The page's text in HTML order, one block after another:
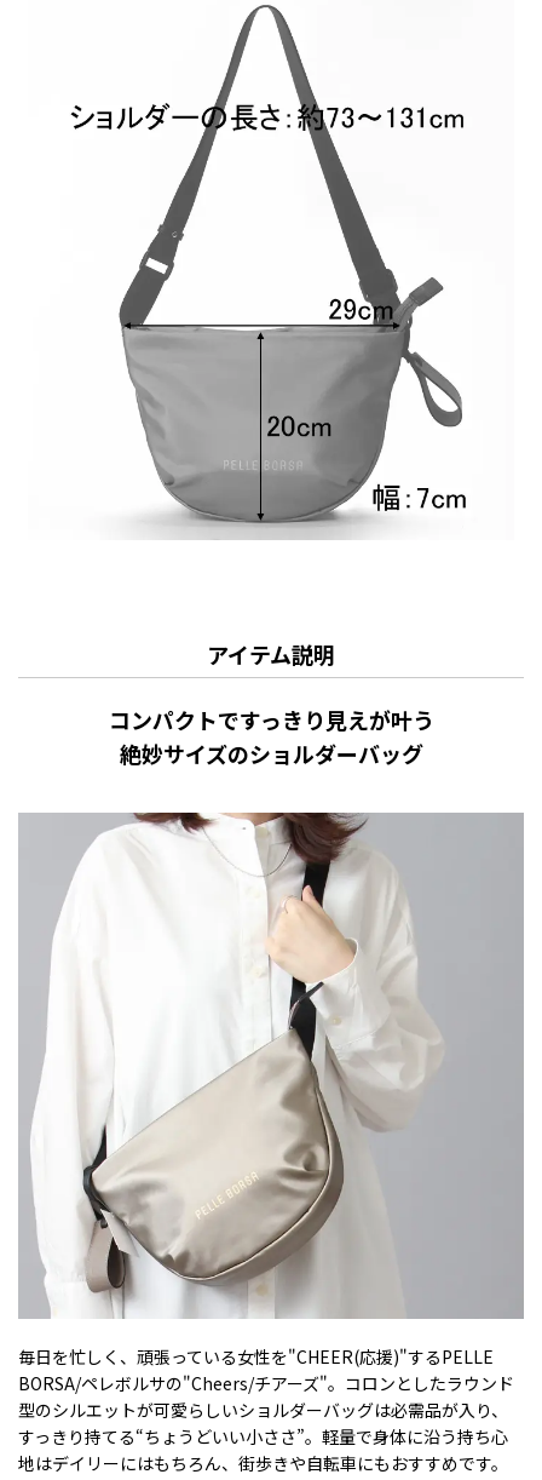
アイテム説明
コンパクトですっきり見えが叶う
絶妙サイズのショルダーバッグ
毎日を忙しく、頑張っている女性を"CHEER(応援)"するPELLE
BORSA/ペレボルサの"Cheers/チアーズ"。コロンとしたラウンド
型のシルエットが可愛らしいショルダーバッグは必需品が入り、
すっきり持てる“ちょうどいい小ささ”。軽量で身体に沿う持ち心
地はデイリーにはもちろん、街歩きや自転車にもおすすめです。